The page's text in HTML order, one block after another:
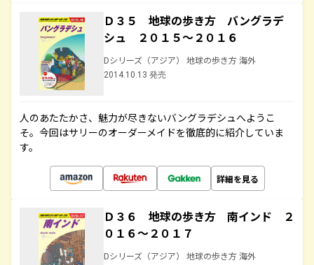
Ｄ３５ 地球の歩き方 バングラデ
シュ ２０１５～２０１６
Dシリーズ（アジア） 地球の歩き方 海外
2014.10.13 発売
人のあたたかさ、魅力が尽きないバングラデシュへようこ
そ。今回はサリーのオーダーメイドを徹底的に紹介していま
す。
詳細を見る
Ｄ３６ 地球の歩き方 南インド ２
０１６～２０１７
Dシリーズ（アジア） 地球の歩き方 海外